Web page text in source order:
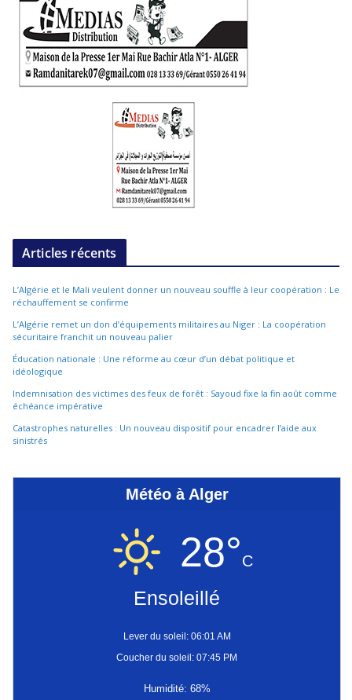
Articles récents
L’Algérie et le Mali veulent donner un nouveau souffle à leur coopération : Le
réchauffement se confirme
L’Algérie remet un don d’équipements militaires au Niger : La coopération
sécuritaire franchit un nouveau palier
Éducation nationale : Une réforme au cœur d’un débat politique et
idéologique
Indemnisation des victimes des feux de forêt : Sayoud fixe la fin août comme
échéance impérative
Catastrophes naturelles : Un nouveau dispositif pour encadrer l’aide aux
sinistrés
Météo à Alger
28°C
Ensoleillé
Lever du soleil: 06:01 AM
Coucher du soleil: 07:45 PM
Humidité: 68%